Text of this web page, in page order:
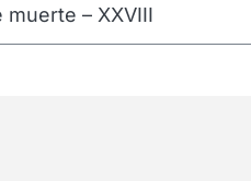
– XXVIII